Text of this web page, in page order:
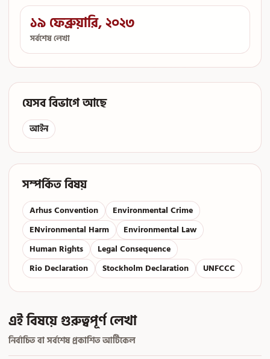
১৯ ফেব্রুয়ারি, ২০২৩
সর্বশেষ লেখা
যেসব বিভাগে আছে
আইন
সম্পর্কিত বিষয়
Arhus Convention
Environmental Crime
ENvironmental Harm
Environmental Law
Human Rights
Legal Consequence
Rio Declaration
Stockholm Declaration UNFCCC
এই বিষয়ে গুরুত্বপূর্ণ লেখা
নির্বাচিত বা সর্বশেষ প্রকাশিত আর্টিকেল